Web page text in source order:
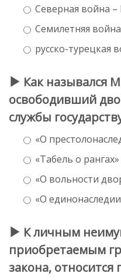
Северная война
Семилетняя
русско-турецкая
Как назывался
освободивший
службы
«О
«Табель о рангах»
«О вольности
«О
К личным
приобретаемым
закона, относится